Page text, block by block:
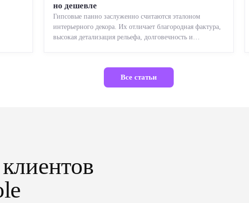
но дешевле
Гипсовые панно заслуженно считаются эталоном
интерьерного декора. Их отличает благородная фактура,
высокая детализация рельефа, долговечность и
Все статьи